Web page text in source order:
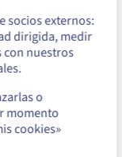
socios externos:
dirigida, medir
con nuestros
o
momento
cookies»